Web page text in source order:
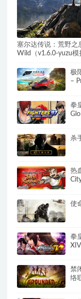
塞尔达传说：荒野之
Wild（v1.6.0-yuzu模
极
–
拳
杀
热
使
拳
XIV
禁
络